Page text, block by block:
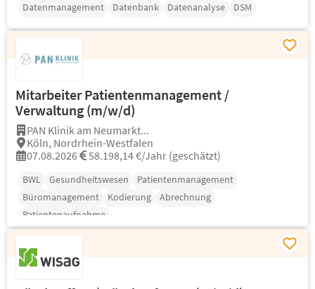
Datenmanagement
Datenbank Datenanalyse DSM
Mitarbeiter Patientenmanagement /
Verwaltung (m/w/d)
PAN Klinik am Neumarkt...
Köln, Nordrhein-Westfalen
07.08.2026
58.198,14 €/Jahr (geschätzt)
BWL Gesundheitswesen
Patientenmanagement
Büromanagement
Kodierung
Abrechnung
Patientenaufnahme